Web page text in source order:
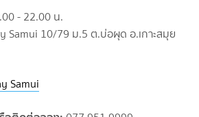
- 22.00 น.
Samui 10/79 ม.5 ต.บ่อผุด อ.เกาะสมุย
Samui